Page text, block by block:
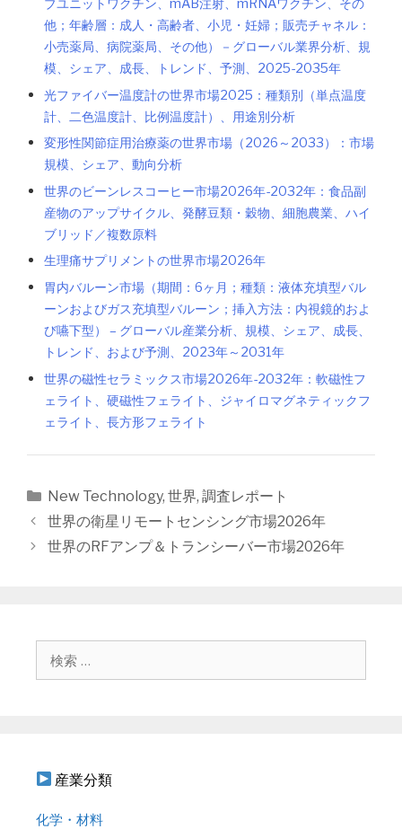
ブユニットワクチン、mAB注射、mRNAワクチン、その
他；年齢層：成人・高齢者、小児・妊婦；販売チャネル：
小売薬局、病院薬局、その他）－グローバル業界分析、規
模、シェア、成長、トレンド、予測、2025-2035年
光ファイバー温度計の世界市場2025：種類別（単点温度
計、二色温度計、比例温度計）、用途別分析
変形性関節症用治療薬の世界市場（2026～2033）：市場
規模、シェア、動向分析
世界のビーンレスコーヒー市場2026年-2032年：食品副
産物のアップサイクル、発酵豆類・穀物、細胞農業、ハイ
ブリッド／複数原料
生理痛サプリメントの世界市場2026年
胃内バルーン市場（期間：6ヶ月；種類：液体充填型バル
ーンおよびガス充填型バルーン；挿入方法：内視鏡的およ
び嚥下型） – グローバル産業分析、規模、シェア、成長、
トレンド、および予測、2023年～2031年
世界の磁性セラミックス市場2026年-2032年：軟磁性フ
ェライト、硬磁性フェライト、ジャイロマグネティックフ
ェライト、長方形フェライト
カ
テ
ゴ
New Technology, 世界, 調査レポート
投
稿
世界の衛星リモートセンシング市場2026年
世界のRFアンプ＆トランシーバー市場2026年
産業分類
化学・材料